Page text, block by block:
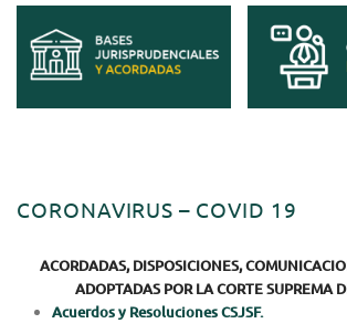
CORONAVIRUS – COVID 19
ACORDADAS, DISPOSICIONES,
ADOPTADAS POR LA CORTE SUPREMA
Acuerdos y Resoluciones CSJSF.